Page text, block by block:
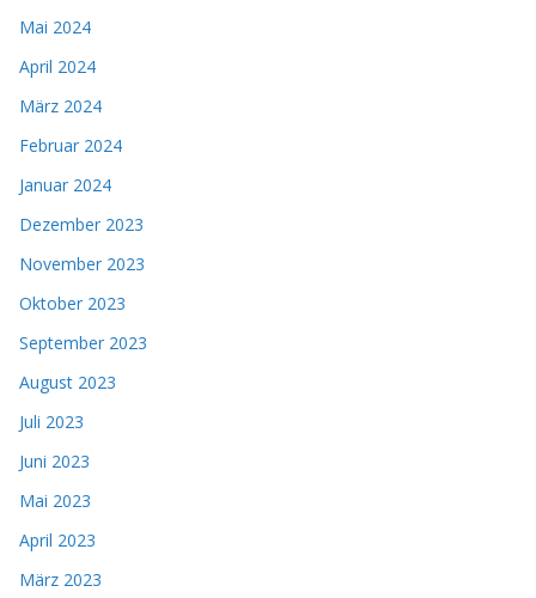
Mai 2024
April 2024
März 2024
Februar 2024
Januar 2024
Dezember 2023
November 2023
Oktober 2023
September 2023
August 2023
Juli 2023
Juni 2023
Mai 2023
April 2023
März 2023